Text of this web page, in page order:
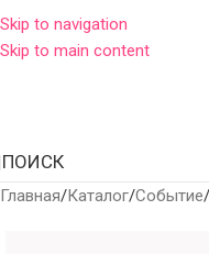
Skip to navigation
Skip to main content
ПОИСК
Главная Каталог Событие